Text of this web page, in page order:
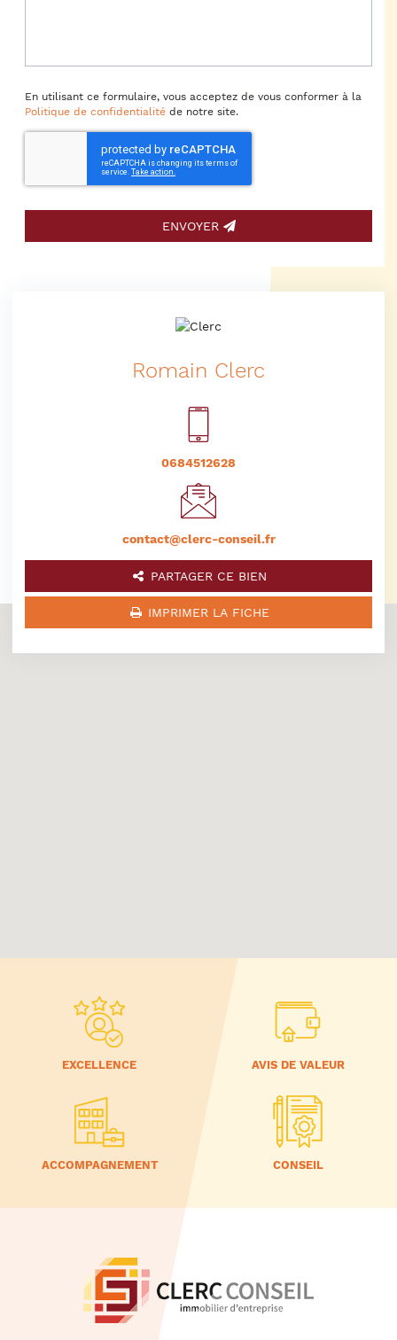
En utilisant ce formulaire, vous acceptez de vous conformer à la
Politique de confidentialité de notre site.
ENVOYER
Romain Clerc
0684512628
contact@clerc-conseil.fr
PARTAGER CE BIEN
IMPRIMER LA FICHE
EXCELLENCE AVIS DE VALEUR
ACCOMPAGNEMENT CONSEIL